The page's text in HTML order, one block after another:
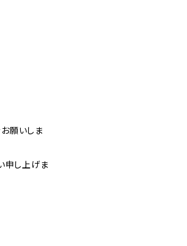
願いしま
申し上げま